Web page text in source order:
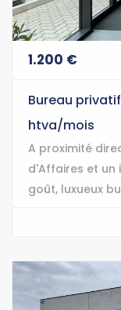
1.200 €
Bureau privatif
htva/mois
A proximité
d'Affaires et un
goût, luxueux